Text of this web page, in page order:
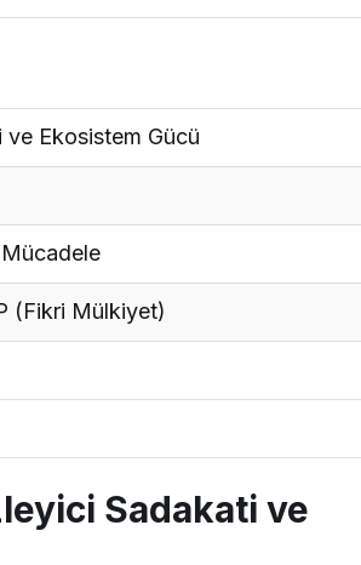
Ekosistem Gücü
Mücadele
(Fikri Mülkiyet)
Sadakati ve